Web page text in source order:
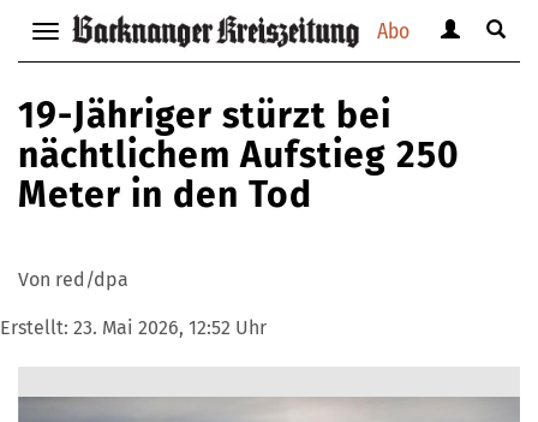
Abo
Navigation
anzeigen
verbergen
anzeigen
Suche
19-Jähriger stürzt bei
nächtlichem Aufstieg 250
Meter in den Tod
Von red/dpa
Erstellt: 23. Mai 2026, 12:52 Uhr